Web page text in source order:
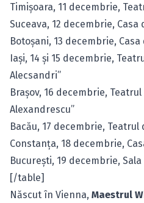
Timişoara, 11 decembrie,
Suceava, 12 decembrie,
Botoşani, 13 decembrie,
Iaşi, 14 şi 15 decembrie,
Alecsandri”
Braşov, 16 decembrie, Teatrul
Alexandrescu”
Bacău, 17 decembrie, Teatrul
Constanţa, 18 decembrie,
Bucureşti, 19 decembrie,
[/table]
Născut în Vienna, Maestrul